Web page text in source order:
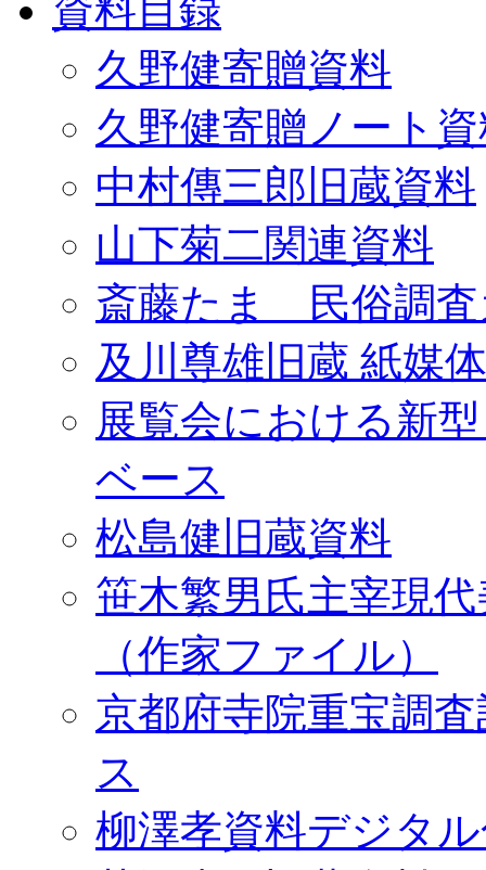
資料目録
久野健寄贈資料
久野健寄贈ノート
中村傳三郎旧蔵資料
山下菊二関連資料
斎藤たま 民俗調査
及川尊雄旧蔵 紙媒
展覧会における新
ベース
松島健旧蔵資料
笹木繁男氏主宰現
（作家ファイル）
京都府寺院重宝調
ス
柳澤孝資料デジタ